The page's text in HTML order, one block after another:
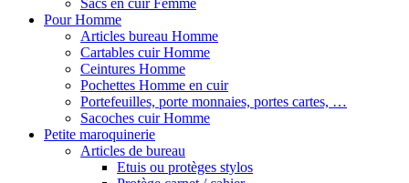
Sacs en cuir Femme
Pour Homme
Articles bureau Homme
Cartables cuir Homme
Ceintures Homme
Pochettes Homme en cuir
Portefeuilles, porte monnaies, portes cartes, …
Sacoches cuir Homme
Petite maroquinerie
Articles de bureau
Etuis ou protèges stylos